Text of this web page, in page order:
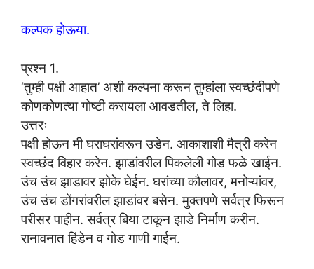
कल्पक होऊया.
प्रश्न 1.
‘तुम्ही पक्षी आहात’ अशी कल्पना करून तुम्हांला स्वच्छंदीपणे
कोणकोणत्या गोष्टी करायला आवडतील, ते लिहा.
उत्तरः
पक्षी होऊन मी घराघरांवरून उडेन. आकाशाशी मैत्री करेन
स्वच्छंद विहार करेन. झाडांवरील पिकलेली गोड फळे खाईन.
उंच उंच झाडावर झोके घेईन. घरांच्या कौलावर, मनोऱ्यांवर,
उंच उंच डोंगरांवरील झाडांवर बसेन. मुक्तपणे सर्वत्र फिरून
परीसर पाहीन. सर्वत्र बिया टाकून झाडे निर्माण करीन.
रानावनात हिंडेन व गोड गाणी गाईन.